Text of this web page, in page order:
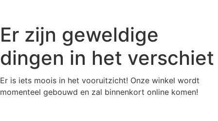
Er zijn geweldige
dingen in het verschiet
Er is iets moois in het vooruitzicht! Onze winkel wordt
momenteel gebouwd en zal binnenkort online komen!